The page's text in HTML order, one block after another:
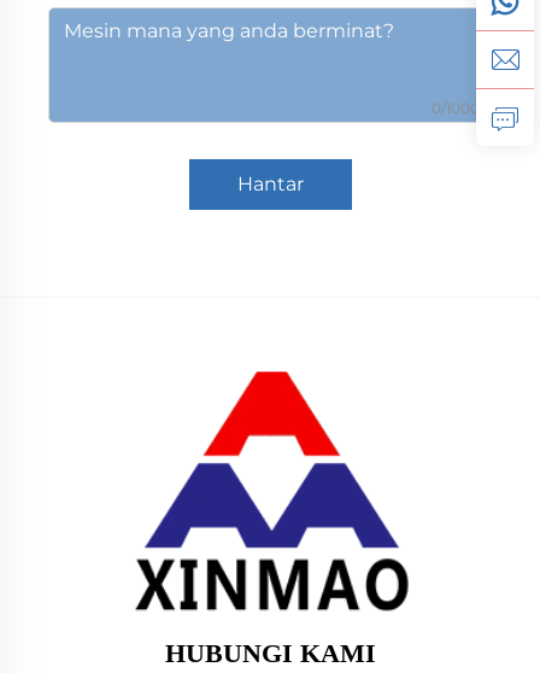
0/1000
Hantar
HUBUNGI KAMI